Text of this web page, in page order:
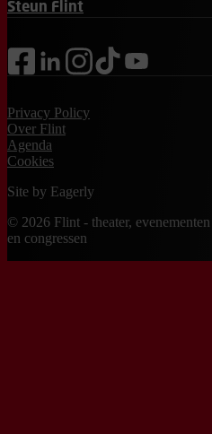
Steun Flint
facebooklinkedininstagram
tiktok youtube
Privacy Policy
Over Flint
Agenda
Cookies
Site by Eagerly
© 2026 Flint - theater, evenementen
en congressen